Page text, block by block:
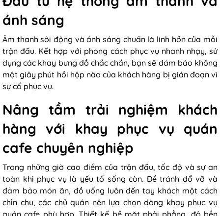
ánh sáng
Âm thanh sôi động và ánh sáng chuẩn là linh hồn của mỗi
trận đấu. Kết hợp với phong cách phục vụ nhanh nhạy, sử
dụng các khay bưng đồ chắc chắn, bạn sẽ đảm bảo không
một giây phút hồi hộp nào của khách hàng bị gián đoạn vì
sự cố phục vụ.
Nâng tầm trải nghiệm khách
hàng với khay phục vụ quán
cafe chuyên nghiệp
Trong những giờ cao điểm của trận đấu, tốc độ và sự an
toàn khi phục vụ là yếu tố sống còn. Để tránh đổ vỡ và
đảm bảo món ăn, đồ uống luôn đến tay khách một cách
chỉn chu, các chủ quán nên lựa chọn dòng khay phục vụ
quán cafe phù hợp. Thiết kế bề mặt phải phẳng, độ bền